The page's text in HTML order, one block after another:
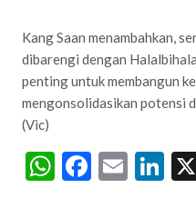
Kang Saan menambahkan,
dibarengi dengan
penting untuk membangun
mengonsolidasikan potensi
(Vic)
WhatsApp
Email